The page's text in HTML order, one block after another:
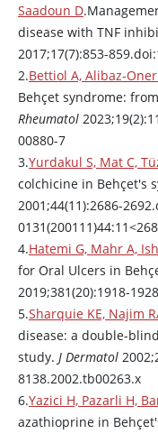
Saadoun D
disease with TNF
2017;17(7):853-
2.Bettiol A, Alibaz-
Behçet syndrome:
Rheumatol
00880-7
3.Yurdakul S, Mat C,
colchicine in Behçet's
2001;44(11):2686-
4.Hatemi G, Mahr A,
for Oral Ulcers in
2019;381(20):1918-
5.Sharquie KE, Najim
disease: a double-
study. J Dermatol
8138.2002.tb00263.x
6.Yazici H, Pazarli H,
azathioprine in